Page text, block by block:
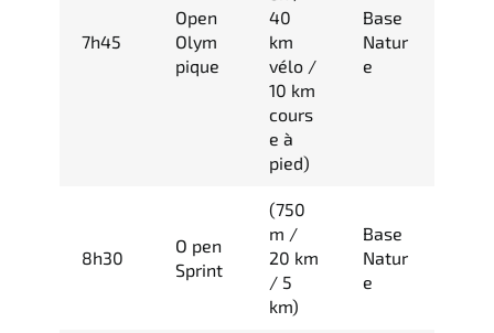
7h45
Open
Olym
pique
40
km
vélo /
10 km
cours
e à
pied)
Base
Natur
e
8h30
O pen
Sprint
(750
m /
20 km
/ 5
km)
Base
Natur
e